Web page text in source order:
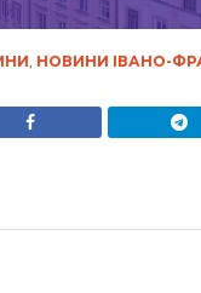
, НОВИНИ ІВАНО-